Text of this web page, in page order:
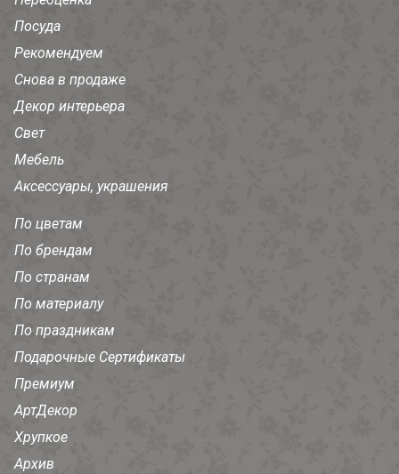
Посуда
Рекомендуем
Снова в продаже
Декор интерьера
Свет
Мебель
Аксессуары, украшения
По цветам
По брендам
По странам
По материалу
По праздникам
Подарочные Сертификаты
Премиум
АртДекор
Хрупкое
Архив